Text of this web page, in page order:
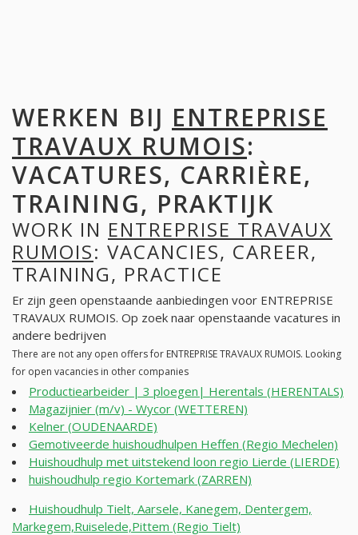
WERKEN BIJ ENTREPRISE
TRAVAUX RUMOIS:
VACATURES, CARRIÈRE,
TRAINING, PRAKTIJK
WORK IN ENTREPRISE TRAVAUX
RUMOIS: VACANCIES, CAREER,
TRAINING, PRACTICE
Er zijn geen openstaande aanbiedingen voor ENTREPRISE
TRAVAUX RUMOIS. Op zoek naar openstaande vacatures in
andere bedrijven
There are not any open offers for ENTREPRISE TRAVAUX RUMOIS. Looking
for open vacancies in other companies
Productiearbeider | 3 ploegen| Herentals (HERENTALS)
Magazijnier (m/v) - Wycor (WETTEREN)
Kelner (OUDENAARDE)
Gemotiveerde huishoudhulpen Heffen (Regio Mechelen)
Huishoudhulp met uitstekend loon regio Lierde (LIERDE)
huishoudhulp regio Kortemark (ZARREN)
Huishoudhulp Tielt, Aarsele, Kanegem, Dentergem,
Markegem,Ruiselede,Pittem (Regio Tielt)